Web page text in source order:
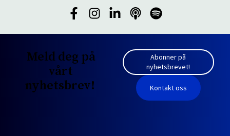
Meld deg på
vårt
nyhetsbrev!
Abonner på
nyhetsbrevet!
Kontakt oss